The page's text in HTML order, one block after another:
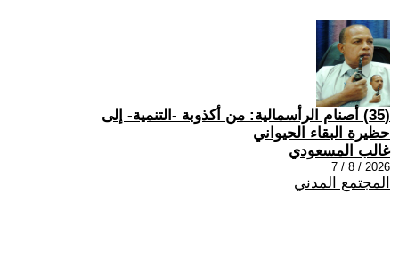
(35) أصنام الرأسمالية: من أكذوبة -التنمية- إلى
حظيرة البقاء الحيواني
غالب المسعودي
2026 / 8 / 7
المجتمع المدني